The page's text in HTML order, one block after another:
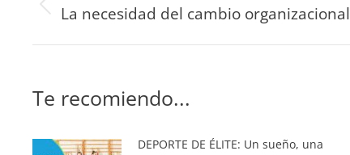
La necesidad del cambio organizacional
Te recomiendo...
DEPORTE DE ÉLITE: Un sueño, una